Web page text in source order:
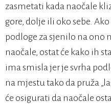
zasmetati kada naočale
gore, dolje ili oko sebe.
podloge za sjenilo na ono
naočale, ostat će kako ih
ima smisla jer je svrha
na mjestu tako da pruža
će osigurati da naočale